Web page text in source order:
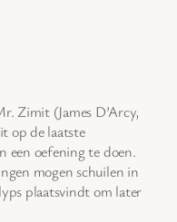
Zimit (James D’Arcy,
op de laatste
een oefening te doen.
mogen schuilen in
plaatsvindt om later